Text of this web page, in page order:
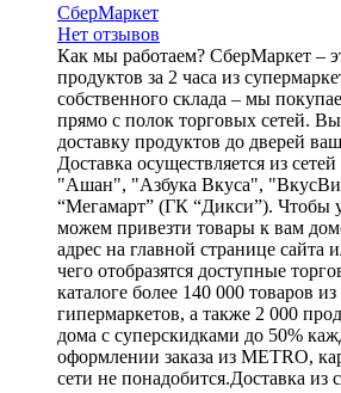
СберМаркет
Нет отзывов
Как мы работаем? СберМаркет –
продуктов за 2 часа из
собственного склада – мы
прямо с полок торговых сетей. Вы
доставку продуктов до дверей
Доставка осуществляется из
"Ашан", "Азбука Вкуса",
“Мегамарт” (ГК “Дикси”). Чтобы
можем привезти товары к вам
адрес на главной странице сайта
чего отобразятся доступные
каталоге более 140 000 товаров
гипермаркетов, а также 2 000
дома с суперскидками до 50%
оформлении заказа из METRO,
сети не понадобится.Доставка из